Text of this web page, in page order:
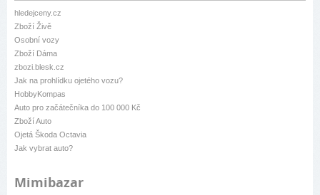
hledejceny.cz
Zboží Živě
Osobní vozy
Zboží Dáma
zbozi.blesk.cz
Jak na prohlídku ojetého vozu?
HobbyKompas
Auto pro začátečníka do 100 000 Kč
Zboží Auto
Ojetá Škoda Octavia
Jak vybrat auto?
Mimibazar